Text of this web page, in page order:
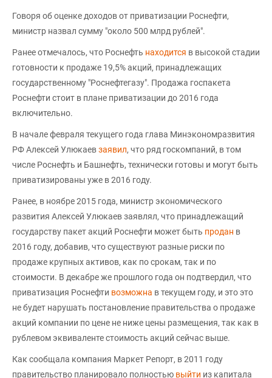
Говоря об оценке доходов от приватизации Роснефти,
министр назвал сумму "около 500 млрд рублей".
Ранее отмечалось, что Роснефть находится в высокой стадии
готовности к продаже 19,5% акций, принадлежащих
государственному "Роснефтегазу". Продажа госпакета
Роснефти стоит в плане приватизации до 2016 года
включительно.
В начале февраля текущего года глава Минэкономразвития
РФ Алексей Улюкаевзаявил, что ряд госкомпаний, в том
числе Роснефть и Башнефть, технически готовы и могут быть
приватизированы уже в 2016 году.
Ранее, в ноябре 2015 года, министр экономического
развития Алексей Улюкаев заявлял, что принадлежащий
государству пакет акций Роснефти может быть продан в
2016 году, добавив, что существуют разные риски по
продаже крупных активов, как по срокам, так и по
стоимости. В декабре же прошлого года он подтвердил, что
приватизация Роснефти возможна в текущем году, и это это
не будет нарушать постановление правительства о продаже
акций компании по цене не ниже цены размещения, так как в
рублевом эквиваленте стоимость акций сейчас выше.
Как сообщала компания Маркет Репорт, в 2011 году
правительство планировало полностью выйти из капитала